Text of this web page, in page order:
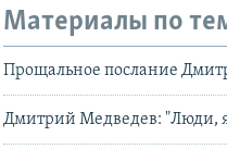
Материалы по
Прощальное послание
Дмитрий Медведев: "Люди,